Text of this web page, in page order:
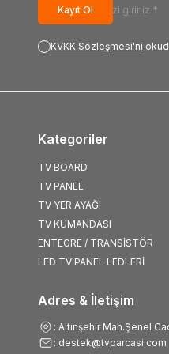
(4)
Kayıt Ol
KVKK Sözleşmesi'ni
Adres & İletişim
: Altınşehir Mah.Şenel
: destek@tvparcasi.com
Kategoriler
TV BOARD
TV PANEL
TV YER AYAĞI
TV KUMANDASI
ENTEGRE / TRANSİSTÖR
LED TV PANEL LEDLERİ